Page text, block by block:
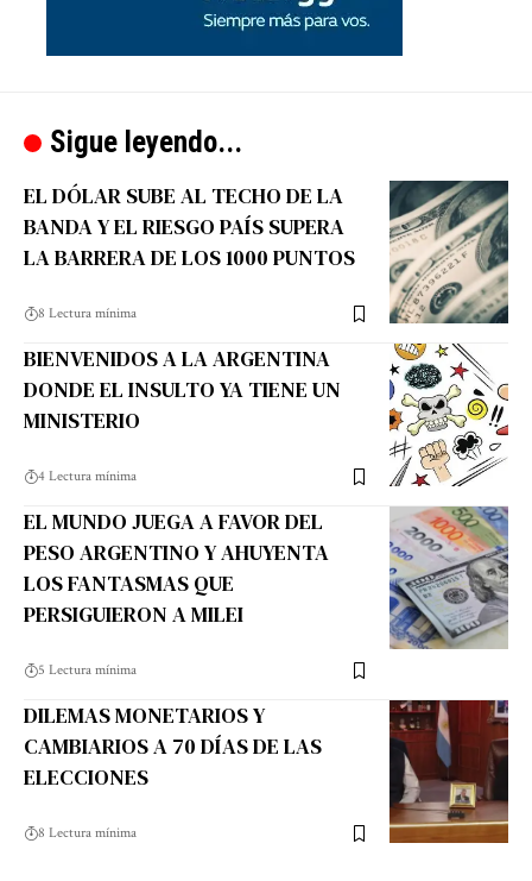
Sigue leyendo...
EL DÓLAR SUBE AL TECHO DE LA
BANDA Y EL RIESGO PAÍS SUPERA
LA BARRERA DE LOS 1000 PUNTOS
8 Lectura mínima
BIENVENIDOS A LA ARGENTINA
DONDE EL INSULTO YA TIENE UN
MINISTERIO
4 Lectura mínima
EL MUNDO JUEGA A FAVOR DEL
PESO ARGENTINO Y AHUYENTA
LOS FANTASMAS QUE
PERSIGUIERON A MILEI
5 Lectura mínima
DILEMAS MONETARIOS Y
CAMBIARIOS A 70 DÍAS DE LAS
ELECCIONES
8 Lectura mínima